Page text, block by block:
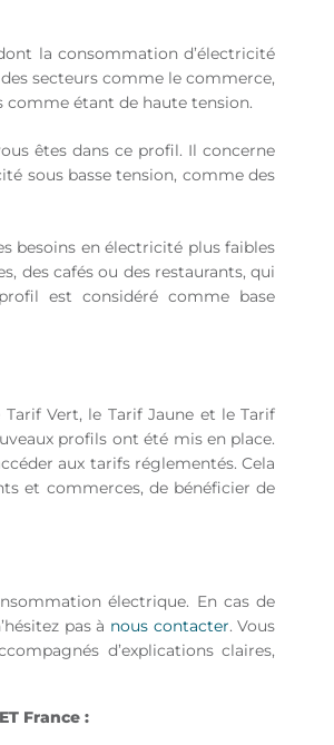
la consommation d’électricité
secteurs comme le commerce,
comme étant de haute tension.
êtes dans ce profil. Il concerne
sous basse tension, comme des
besoins en électricité plus faibles
des cafés ou des restaurants, qui
est considéré comme base
Vert, le Tarif Jaune et le Tarif
profils ont été mis en place.
aux tarifs réglementés. Cela
et commerces, de bénéficier de
électrique. En cas de
pas à nous contacter. Vous
d’explications claires,
France :